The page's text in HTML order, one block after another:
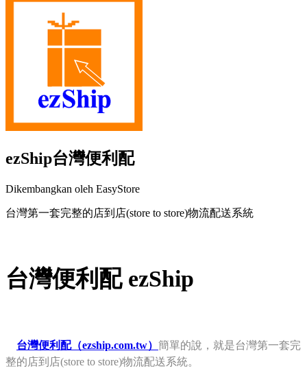
ezShip台灣便利配
Dikembangkan oleh EasyStore
台灣第一套完整的店到店(store to store)物流配送系統
台灣便利配 ezShip
台灣便利配（ezship.com.tw） 簡單的說，就是台灣第一套完
整的店到店(store to store)物流配送系統。